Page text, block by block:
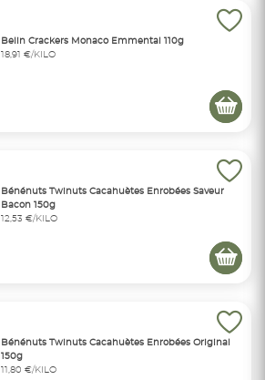
Belin Crackers Monaco Emmental 110g
18,91 €/KILO
Bénénuts Twinuts Cacahuètes Enrobées Saveur
Bacon 150g
12,53 €/KILO
Bénénuts Twinuts Cacahuètes Enrobées Original
150g
11,80 €/KILO